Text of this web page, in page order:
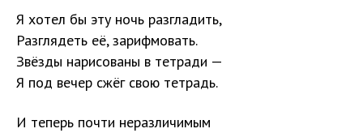
Я хотел бы эту ночь разгладить,
Разглядеть её, зарифмовать.
Звёзды нарисованы в тетради —
Я под вечер сжёг свою тетрадь.
И теперь почти неразличимым